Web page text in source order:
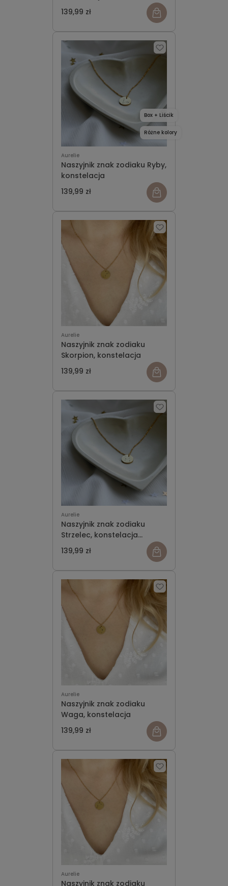
139,99 zł
Aurelie
Naszyjnik znak zodiaku Ryby,
konstelacja
139,99 zł
Box + Liścik
Różne kolory
Aurelie
Naszyjnik znak zodiaku
Skorpion, konstelacja
139,99 zł
Aurelie
Naszyjnik znak zodiaku
Strzelec, konstelacja
strzelca
139,99 zł
Aurelie
Naszyjnik znak zodiaku
Waga, konstelacja
139,99 zł
Aurelie
Naszyjnik znak zodiaku